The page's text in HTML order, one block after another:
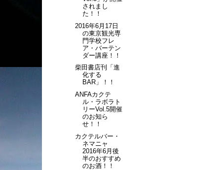
されまし
た！！
2016年6月17日
の東京観光専
門学校フレ
ア・バーテン
ダー講座！！
柴田書店刊「進
化する
BAR」！！
ANFAカクテ
ル・ラボラト
リーVol.5開催
のお知ら
せ！！
カクテルバー・
ネマニャ
2016年6月後
半のおすすめ
のお酒！！